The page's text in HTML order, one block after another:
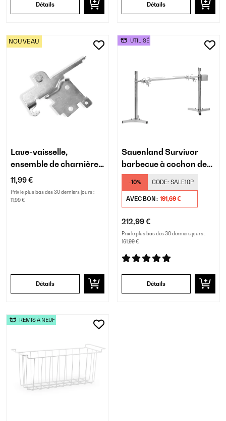
Détails Détails
Lave-vaisselle,
ensemble de charnière
droit
11,99 €
Prix le plus bas des 30 derniers jours :
11,99 €
Détails
NOUVEAU
Sauenland Survivor
barbecue à cochon de
lait
-10% CODE: SALE10P
AVEC BON : 191,69 €
212,99 €
Prix le plus bas des 30 derniers jours :
161,99 €
Détails
UTILISÉ
REMIS À NEUF